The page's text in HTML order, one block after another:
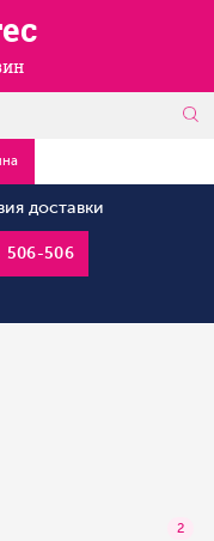
доставки
506
2